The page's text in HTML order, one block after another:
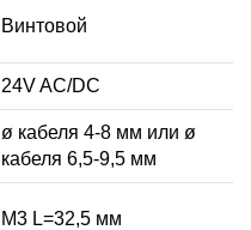
Винтовой
24V AC/DC
ø кабеля 4-8 мм или ø
кабеля 6,5-9,5 мм
М3 L=32,5 мм